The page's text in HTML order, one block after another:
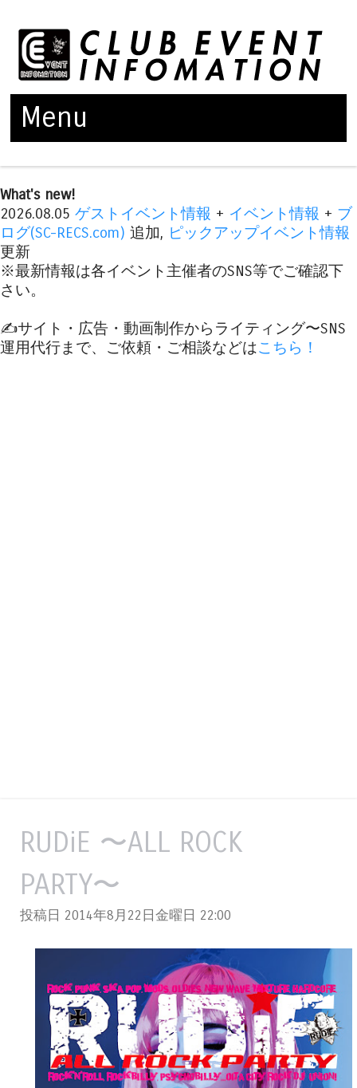
Menu
What's new!
2026.08.05 ゲストイベント情報 + イベント情報 + ブ
ログ(SC-RECS.com) 追加, ピックアップイベント情報
更新
※最新情報は各イベント主催者のSNS等でご確認下
さい。
✍️サイト・広告・動画制作からライティング〜SNS
運用代行まで、ご依頼・ご相談などはこちら！
RUDiE 〜ALL ROCK
PARTY〜
投稿日 2014年8月22日金曜日 22:00